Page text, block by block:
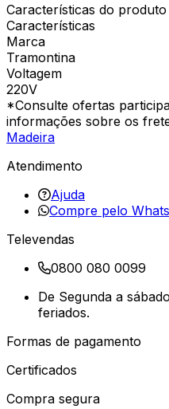
Características do produto
Características
Marca
Tramontina
Voltagem
220V
*Consulte ofertas
informações sobre os
Madeira
Atendimento
Ajuda
Compre pelo
Televendas
0800 080 0099
De Segunda a
feriados.
Formas de pagamento
Certificados
Compra segura